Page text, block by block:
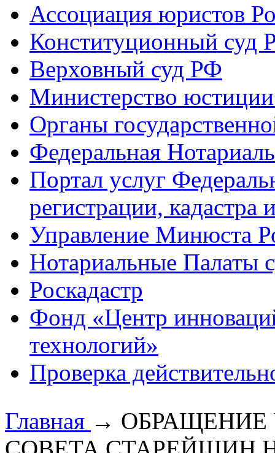
Ассоциация юристов
Конституционный суд
Верховный суд РФ
Министерство
Органы
Федеральная
Портал услуг
регистрации, кадастра
Управление Минюста
Нотариальные Палаты
Роскадастр
Фонд «Центр
технологий»
Проверка
Главная → ОБРАЩЕНИЕ